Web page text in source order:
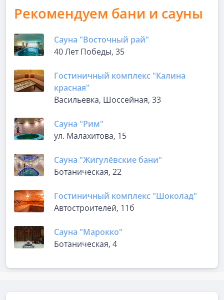
Рекомендуем бани и сауны
Сауна "Восточный рай"
40 Лет Победы, 35
Гостиничный комплекс "Калина
красная"
Васильевка, Шоссейная, 33
Сауна "Рим"
ул. Малахитова, 15
Сауна "Жигулёвские бани"
Ботаническая, 22
Гостиничный комплекс "Шоколад"
Автостроителей, 11б
Сауна "Марокко"
Ботаническая, 4